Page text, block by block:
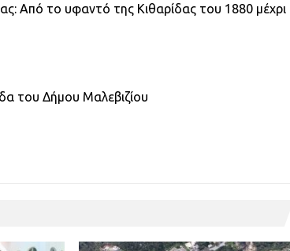
Από το υφαντό της Κιθαρίδας του 1880 μέχρι
του Δήμου Μαλεβιζίου